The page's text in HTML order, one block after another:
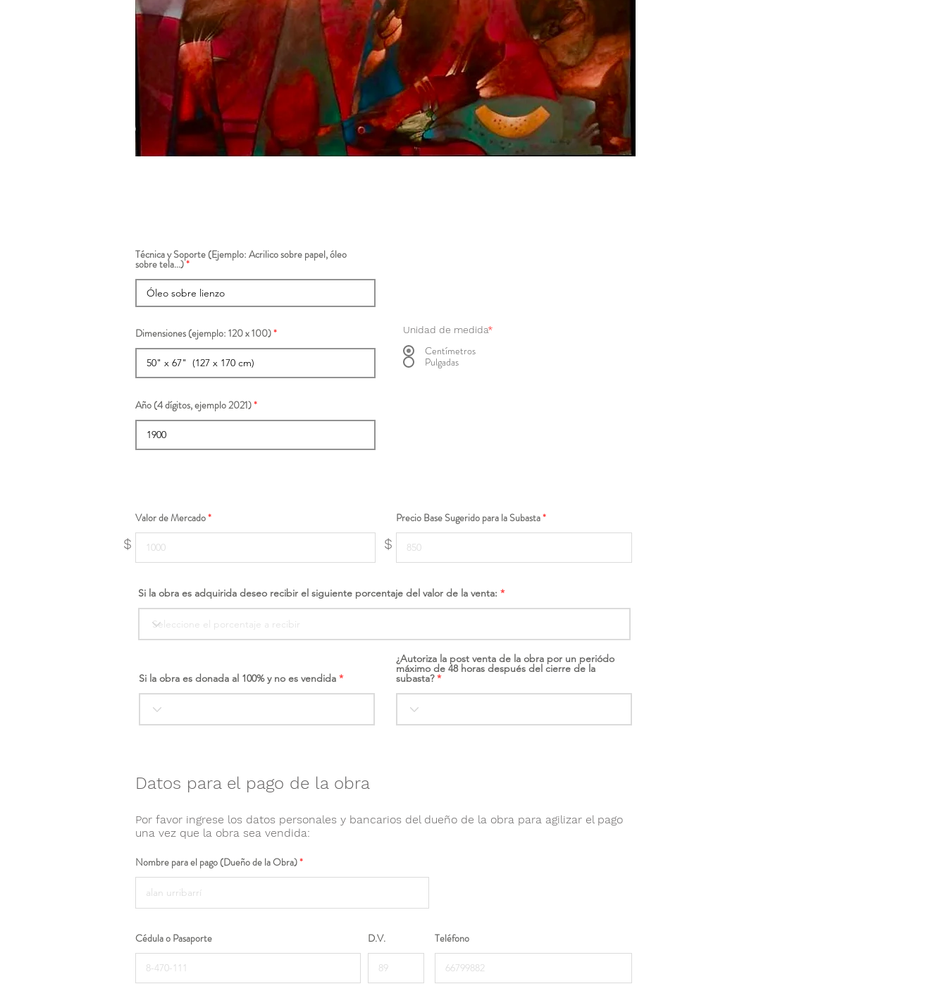
Técnica y Soporte (Ejemplo: Acrilico sobre papel, óleo
sobre tela...)
Dimensiones (ejemplo: 120 x 100) Unidad de medida*
Centímetros
Pulgadas
Año (4 dígitos, ejemplo 2021)
$
Valor de Mercado
$
Precio Base Sugerido para la Subasta
Si la obra es adquirida deseo recibir el siguiente porcentaje del valor de la venta:
Si la obra es donada al 100% y no es vendida
¿Autoriza la post venta de la obra por un periódo
máximo de 48 horas después del cierre de la
subasta?
Datos para el pago de la obra
Por favor ingrese los datos personales y bancarios del dueño de la obra para agilizar el pago
una vez que la obra sea vendida:
Nombre para el pago (Dueño de la Obra)
Cédula o Pasaporte D.V. Teléfono